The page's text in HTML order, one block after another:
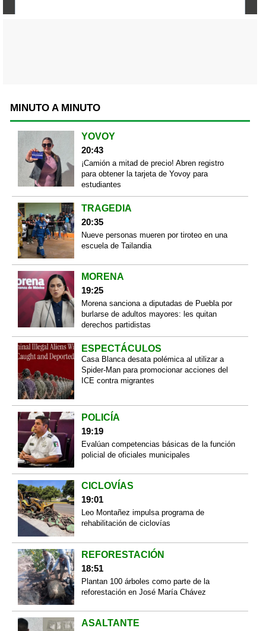
MINUTO A MINUTO
YOVOY
20:43
¡Camión a mitad de precio! Abren registro
para obtener la tarjeta de Yovoy para
estudiantes
TRAGEDIA
20:35
Nueve personas mueren por tiroteo en una
escuela de Tailandia
MORENA
19:25
Morena sanciona a diputadas de Puebla por
burlarse de adultos mayores: les quitan
derechos partidistas
ESPECTÁCULOS
Casa Blanca desata polémica al utilizar a
Spider-Man para promocionar acciones del
ICE contra migrantes
POLICÍA
19:19
Evalúan competencias básicas de la función
policial de oficiales municipales
CICLOVÍAS
19:01
Leo Montañez impulsa programa de
rehabilitación de ciclovías
REFORESTACIÓN
18:51
Plantan 100 árboles como parte de la
reforestación en José María Chávez
ASALTANTE